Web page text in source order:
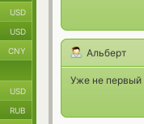
Альберт
Уже не первый
USD
USD
CNY
USD
RUB